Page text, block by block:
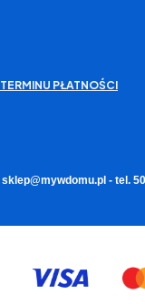
PŁATNOŚCI
- tel.